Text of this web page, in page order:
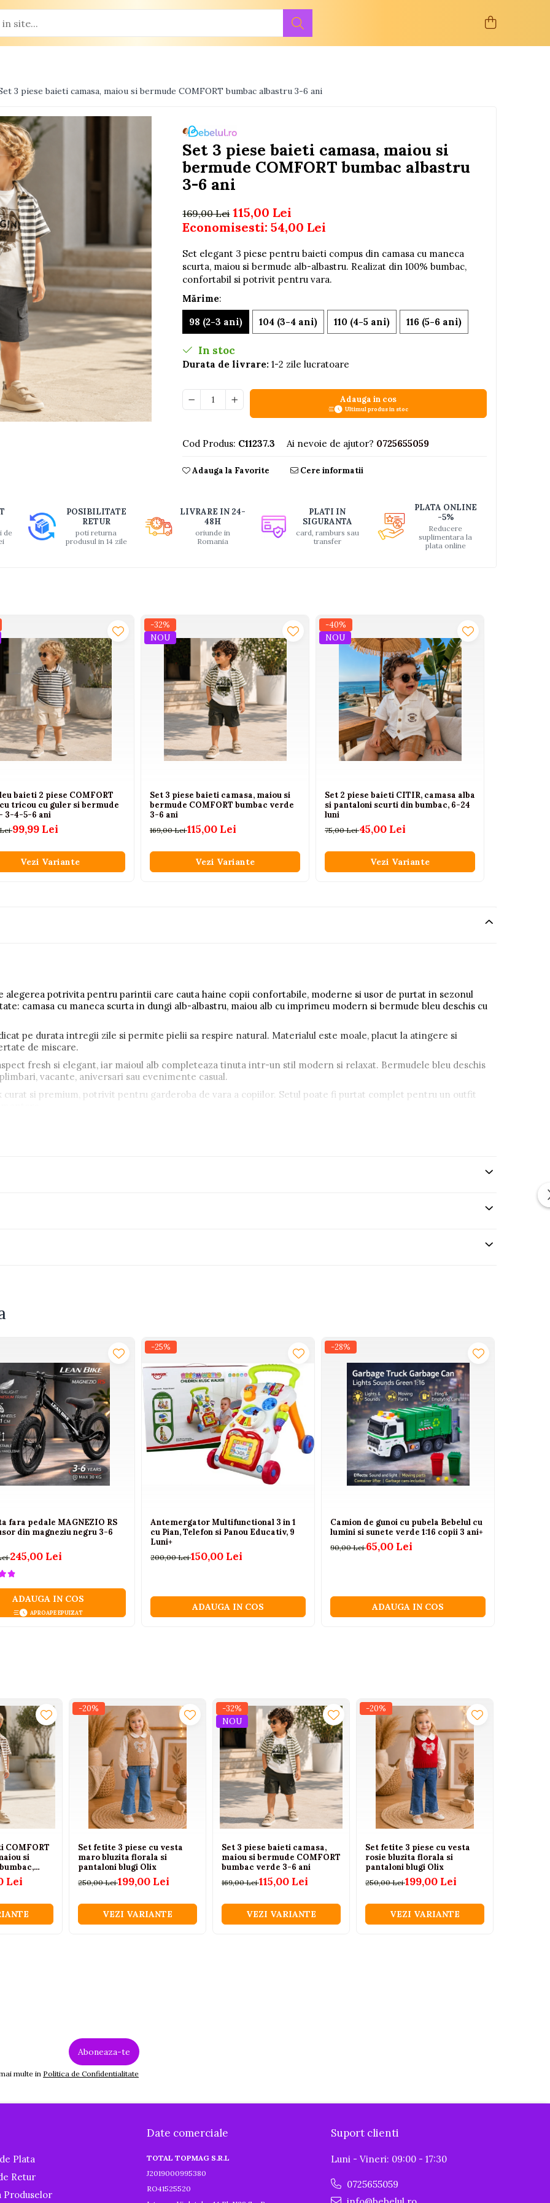
3 piese baieti camasa, maiou si bermude COMFORT bumbac albastru 3-6 ani
Set 3 piese baieti camasa, maiou si
bermude COMFORT bumbac albastru
3-6 ani
169,00 Lei 115,00 Lei
Economisesti:54,00 Lei
Set elegant 3 piese pentru baieti compus din camasa cu maneca
scurta, maiou si bermude alb-albastru. Realizat din 100% bumbac,
confortabil si potrivit pentru vara.
Mărime:
98 (2-3 ani)
104 (3-4 ani) 110 (4-5 ani) 116 (5-6 ani)
In stoc
Durata de livrare: 1-2 zile lucratoare
Adauga in cos
Ultimul produs in stoc
Cod Produs: C11237.3 Ai nevoie de ajutor? 0725655059
Adauga la Favorite Cere informatii
de
POSIBILITATE
RETUR
poti returna
produsul in 14 zile
LIVRARE IN 24-
48H
oriunde in
Romania
PLATI IN
SIGURANTA
card, ramburs sau
transfer
PLATA ONLINE
-5%
Reducere
suplimentara la
plata online
baieti 2 piese COMFORT
cu tricou cu guler si bermude
3-4-5-6 ani
Lei99,99 Lei
Vezi Variante
-32%
NOU
Set 3 piese baieti camasa, maiou si
bermude COMFORT bumbac verde
3-6 ani
169,00 Lei115,00 Lei
Vezi Variante
-40%
NOU
Set 2 piese baieti CITIR, camasa alba
si pantaloni scurti din bumbac, 6-24
luni
75,00 Lei45,00 Lei
Vezi Variante
alegerea potrivita pentru parintii care cauta haine copii confortabile, moderne si usor de purtat in sezonul
camasa cu maneca scurta in dungi alb-albastru, maiou alb cu imprimeu modern si bermude bleu deschis cu
pe durata intregii zile si permite pielii sa respire natural. Materialul este moale, placut la atingere si
de miscare.
fresh si elegant, iar maioul alb completeaza tinuta intr-un stil modern si relaxat. Bermudele bleu deschis
vacante, aniversari sau evenimente casual.
curat si premium, potrivit pentru garderoba de vara a copiilor. Setul poate fi purtat complet pentru un outfit
fara pedale MAGNEZIO RS
din magneziu negru 3-6
245,00 Lei
ADAUGA IN COS
APROAPE EPUIZAT
-25%
Antemergator Multifunctional 3 in 1
cu Pian, Telefon si Panou Educativ, 9
Luni+
200,00 Lei150,00 Lei
ADAUGA IN COS
-28%
Camion de gunoi cu pubela Bebelul cu
lumini si sunete verde 1:16 copii 3 ani+
90,00 Lei65,00 Lei
ADAUGA IN COS
COMFORT
si
Lei
-20%
Set fetite 3 piese cu vesta
maro bluzita florala si
pantaloni blugi Olix
250,00 Lei199,00 Lei
VEZI VARIANTE
-32%
NOU
Set 3 piese baieti camasa,
maiou si bermude COMFORT
bumbac verde 3-6 ani
169,00 Lei115,00 Lei
VEZI VARIANTE
-20%
Set fetite 3 piese cu vesta
rosie bluzita florala si
pantaloni blugi Olix
250,00 Lei199,00 Lei
VEZI VARIANTE
multe in Politica de Confidentialitate
Plata
Retur
Produselor
Date comerciale
TOTAL TOPMAG S.R.L
J2019000995380
RO41525520
Suport clienti
Luni - Vineri: 09:00 - 17:30
0725655059